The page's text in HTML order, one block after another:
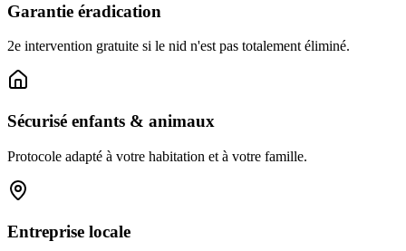
Garantie éradication
2e intervention gratuite si le nid n'est pas totalement éliminé.
Sécurisé enfants & animaux
Protocole adapté à votre habitation et à votre famille.
Entreprise locale